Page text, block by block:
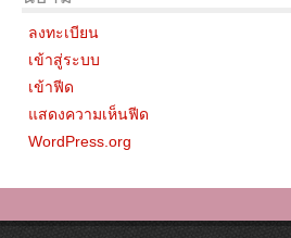
ลงทะเบียน
เข้าสู่ระบบ
เข้าฟีด
แสดงความเห็นฟีด
WordPress.org